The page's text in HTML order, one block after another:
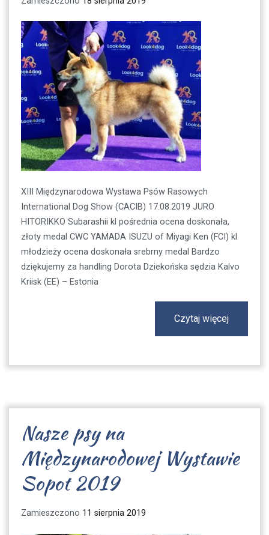
XIII Międzynarodowa Wystawa Psów Rasowych
International Dog Show (CACIB) 17.08.2019 JURO
HITORIKKO Subarashii kl pośrednia ocena doskonała,
złoty medal CWC YAMADA ISUZU of Miyagi Ken (FCI) kl
młodzieży ocena doskonała srebrny medal Bardzo
dziękujemy za handling Dorota Dziekońska sędzia Kalvo
Kriisk (EE) – Estonia
Czytaj więcej
Nasze psy na
Międzynarodowej Wystawie
Sopot 2019
Zamieszczono 11 sierpnia 2019